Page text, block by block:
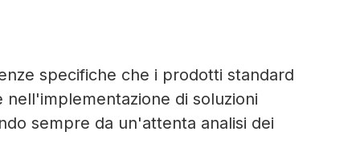
specifiche che i prodotti standard
di soluzioni
sempre da un'attenta analisi dei